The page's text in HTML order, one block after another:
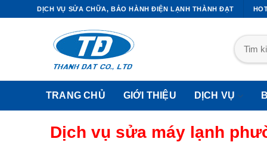
DỊCH VỤ SỬA CHỮA, BẢO HÀNH ĐIỆN LẠNH THÀNH ĐẠT
TRANG CHỦ GIỚI THIỆU DỊCH VỤ
Dịch vụ sửa máy lạnh